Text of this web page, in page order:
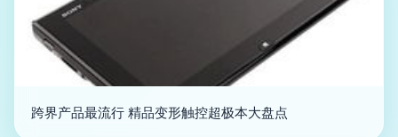
跨界产品最流行 精品变形触控超极本大盘点